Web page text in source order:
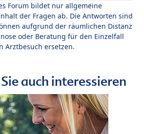
Forum bildet nur allgemeine
der Fragen ab. Die Antworten sind
aufgrund der räumlichen Distanz
oder Beratung für den Einzelfall
Arztbesuch ersetzen.
auch interessieren